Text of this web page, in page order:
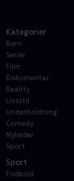
Kategorier
Børn
Serier
Film
Dokumentar
Reality
Livsstil
Underholdning
Comedy
Nyheder
Sport
Sport
Fodbold